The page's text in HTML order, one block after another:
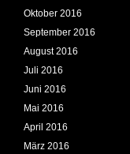
Oktober 2016
September 2016
August 2016
Juli 2016
Juni 2016
Mai 2016
April 2016
März 2016